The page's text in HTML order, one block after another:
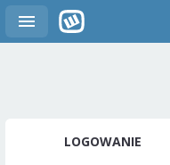
LOGOWANIE